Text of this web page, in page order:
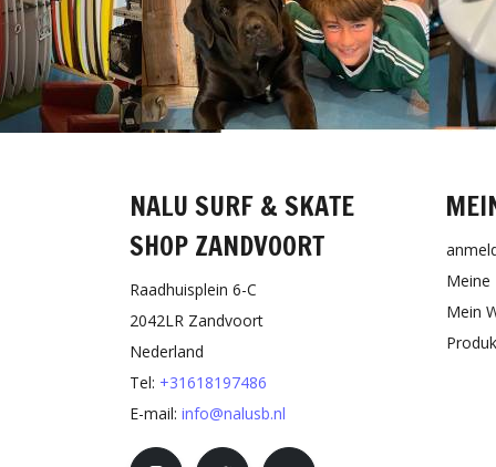
NALU SURF & SKATE
SHOP ZANDVOORT
Raadhuisplein 6-C
2042LR Zandvoort
Nederland
Tel: +31618197486
E-mail: info@nalusb.nl
Meine
Mein